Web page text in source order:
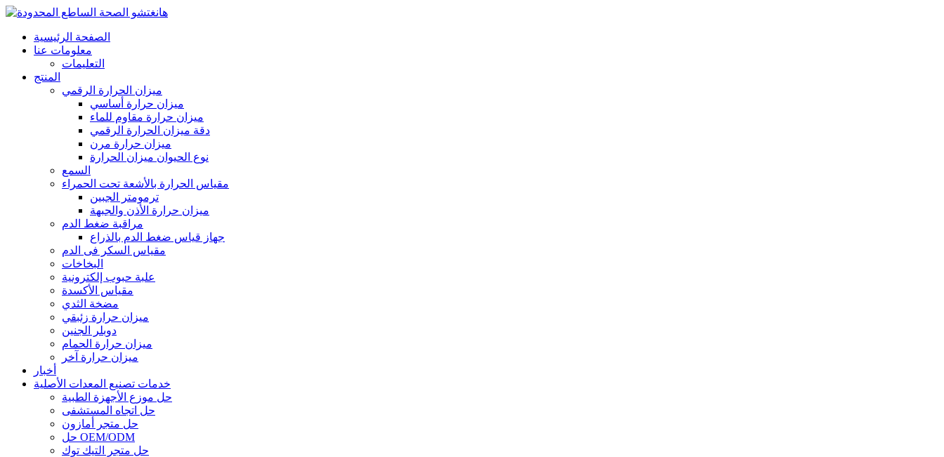
الصفحة الرئيسية
معلومات عنا
التعليمات
المنتج
ميزان الحرارة الرقمي
ميزان حرارة أساسي
ميزان حرارة مقاوم للماء
دقة ميزان الحرارة الرقمي
ميزان حرارة مرن
نوع الحيوان ميزان الحرارة
السمع
مقياس الحرارة بالأشعة تحت الحمراء
ترمومتر الجبين
ميزان حرارة الأذن والجبهة
مراقبة ضغط الدم
جهاز قياس ضغط الدم بالذراع
مقياس السكر فى الدم
البخاخات
علبة حبوب إلكترونية
مقياس الأكسدة
مضخة الثدي
ميزان حرارة زئبقي
دوبلر الجنين
ميزان حرارة الحمام
ميزان حرارة آخر
أخبار
خدمات تصنيع المعدات الأصلية
حل موزع الأجهزة الطبية
حل اتجاه المستشفى
حل متجر أمازون
حل OEM/ODM
حل متجر التيك توك